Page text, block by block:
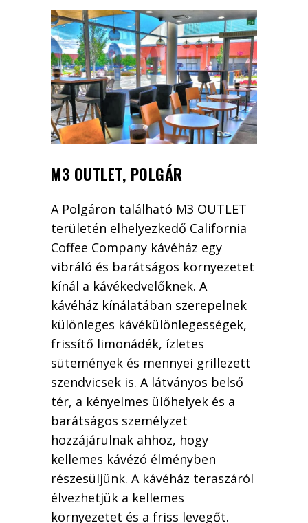
M3 OUTLET, POLGÁR
A Polgáron található M3 OUTLET
területén elhelyezkedő California
Coffee Company kávéház egy
vibráló és barátságos környezetet
kínál a kávékedvelőknek. A
kávéház kínálatában szerepelnek
különleges kávékülönlegességek,
frissítő limonádék, ízletes
sütemények és mennyei grillezett
szendvicsek is. A látványos belső
tér, a kényelmes ülőhelyek és a
barátságos személyzet
hozzájárulnak ahhoz, hogy
kellemes kávézó élményben
részesüljünk. A kávéház teraszáról
élvezhetjük a kellemes
környezetet és a friss levegőt.